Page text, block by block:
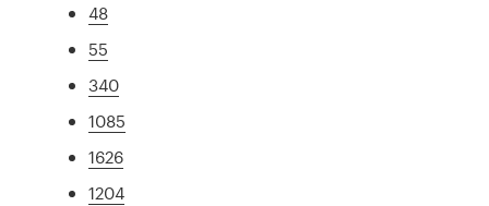
48
55
340
1085
1626
1204